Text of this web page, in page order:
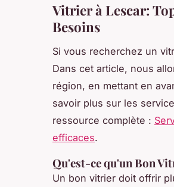
Vitrier à Lescar:
Besoins
Si vous recherchez un
Dans cet article, nous
région, en mettant en
savoir plus sur les
ressource complète :
efficaces.
Qu'est-ce qu'un Bon
Un bon vitrier doit offrir